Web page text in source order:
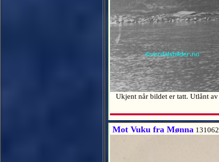
Ukjent når bildet er tatt. Utlånt
Mot Vuku fra Mønna